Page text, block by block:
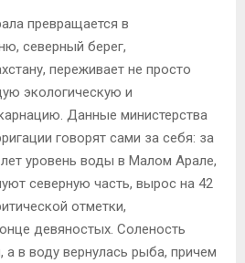
превращается в
северный берег,
переживает не просто
экологическую и
Данные министерства
говорят сами за себя: за
уровень воды в Малом Арале,
северную часть, вырос на 42
отметки,
девяностых. Соленость
а в воду вернулась рыба, причем